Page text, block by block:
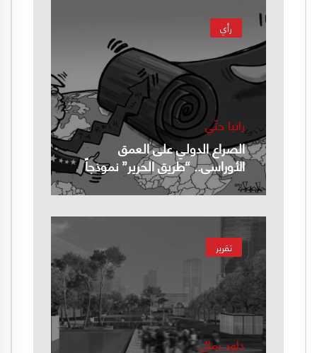
رأي
رانيا حتّي
الصراع الدولي على العمق
الأوراسي.. “طريق الحرير” نموذجاً
تقرير
داود رمال